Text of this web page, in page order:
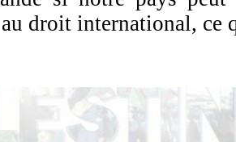
droit international, ce